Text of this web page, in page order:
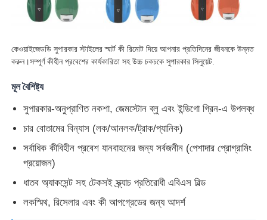
কেওয়াইজেডডি সুপারকার স্টাইলের স্মার্ট কী রিমোট দিয়ে আপনার প্রতিদিনের জীবনকে উন্নত
করুন।সম্পূর্ণ কীহীন প্রবেশের কার্যকারিতা সহ উচ্চ চকচকে সুপারকার সিলুয়েট.
মূল বৈশিষ্ট্য
সুপারকার-অনুপ্রাণিত নকশা, জেমস্টোন ব্লু এবং ইন্ডিগো গ্রিন-এ উপলব্ধ
চার বোতামের বিন্যাস (লক/আনলক/ট্রাক/প্যানিক)
সর্বাধিক কীবিহীন প্রবেশ যানবাহনের জন্য সর্বজনীন (পেশাদার প্রোগ্রামিং
প্রয়োজন)
ধাতব অ্যাকসেন্ট সহ টেকসই স্ক্র্যাচ প্রতিরোধী এবিএস বিল্ড
লকস্মিথ, রিসেলার এবং কী আপগ্রেডের জন্য আদর্শ